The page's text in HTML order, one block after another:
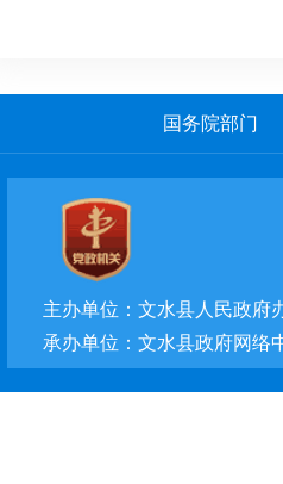
国务院部门
主办单位：文水县人民政府
承办单位：文水县政府网络